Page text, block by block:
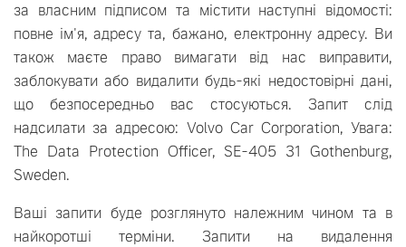
за власним підписом та містити наступні відомості:
повне ім'я, адресу та, бажано, електронну адресу. Ви
також маєте право вимагати від нас виправити,
заблокувати або видалити будь-які недостовірні дані,
що безпосередньо вас стосуються. Запит слід
надсилати за адресою: Volvo Car Corporation, Увага:
The Data Protection Officer, SE-405 31 Gothenburg,
Sweden.
Ваші запити буде розглянуто належним чином та в
найкоротші терміни. Запити на видалення